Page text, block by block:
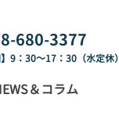
680-3377
】9：30～17：30（水定休）
＆コラム